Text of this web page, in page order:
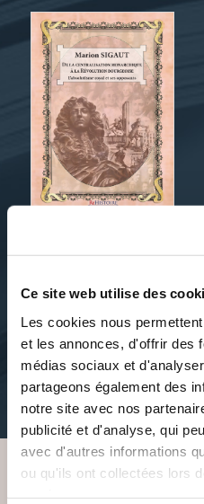
Ce site web utilise des
Les cookies nous
et les annonces, d'offrir des
médias sociaux et
partageons également des
notre site avec nos
publicité et d'analyse, qui
avec d'autres informations
ou qu'ils ont collectées lors
Sigaut Marion
CENTRALISATION
essais-historiques
10€00